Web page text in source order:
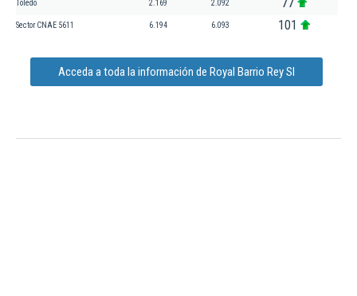
Toledo 2.169 2.092
Sector CNAE 5611 6.194 6.093 101
Acceda a toda la información de Royal Barrio Rey Sl